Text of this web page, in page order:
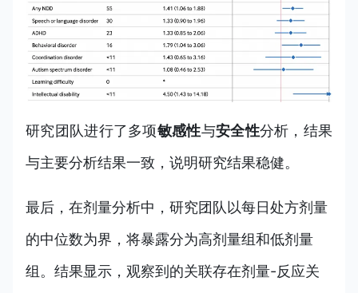
研究团队进行了多项敏感性与安全性分析，结果
与主要分析结果一致，说明研究结果稳健。
最后，在剂量分析中，研究团队以每日处方剂量
的中位数为界，将暴露分为高剂量组和低剂量
组。结果显示，观察到的关联存在剂量-反应关